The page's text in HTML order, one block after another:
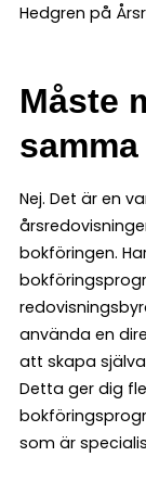
Hedgren på
Måste
Nej. Det är en
bokföringen.
använda en
att skapa
Detta ger dig
som är